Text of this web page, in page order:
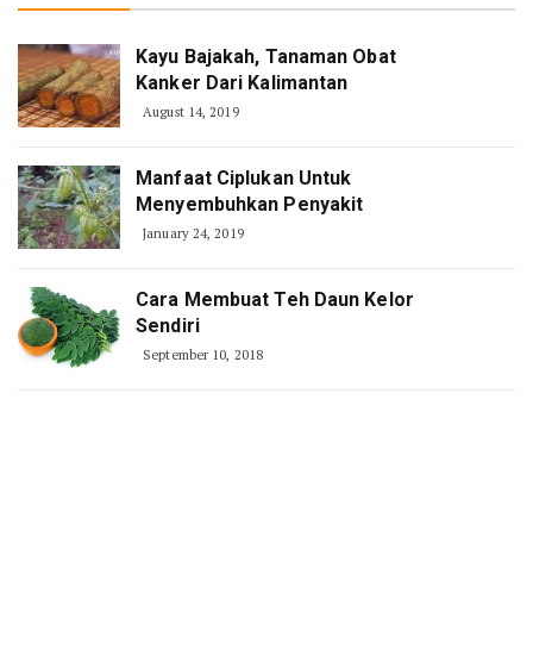
Kayu Bajakah, Tanaman Obat
Kanker Dari Kalimantan
August 14, 2019
Manfaat Ciplukan Untuk
Menyembuhkan Penyakit
January 24, 2019
Cara Membuat Teh Daun Kelor
Sendiri
September 10, 2018